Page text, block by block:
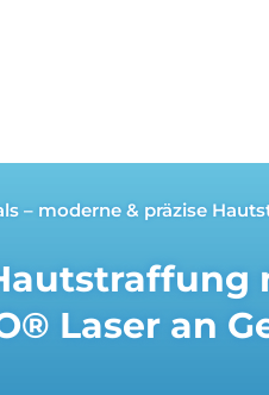
– moderne & präzise
Laser an